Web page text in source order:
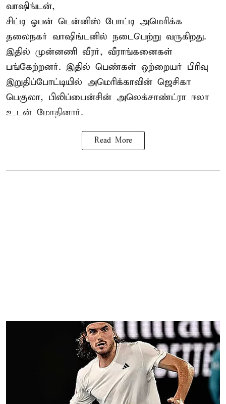
வாஷிங்டன்,
சிட்டி ஓபன் டென்னிஸ் போட்டி அமெரிக்க
தலைநகர் வாஷிங்டனில் நடைபெற்று வருகிறது.
இதில் முன்னணி வீரர், வீராங்கனைகள்
பங்கேற்றனர். இதில் பெண்கள் ஒற்றையர் பிரிவு
இறுதிப்போட்டியில் அமெரிக்காவின் ஜெசிகா
பெகுலா, பிலிப்பைன்சின் அலெக்சாண்ட்ரா ஈலா
உடன் மோதினார்.
Read More